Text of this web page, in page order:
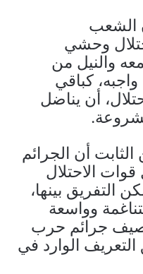
الشعب
وحشي
والنيل من
كباقي
أن يناضل
أن الجرائم
الاحتلال
التفريق بينها،
وواسعة
جرائم حرب
الوارد في